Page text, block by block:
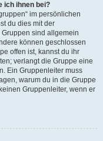
ich ihnen bei?
im persönlichen
du dies mit der
sind allgemein
können geschlossen
offen ist, kannst du ihr
verlangt die Gruppe eine
Ein Gruppenleiter muss
warum du in die Gruppe
Gruppenleiter, wenn er